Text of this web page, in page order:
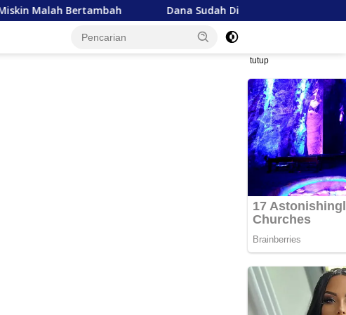
Dana Sudah Disalurkan, Mentan Pertanyakan Lambannya
tutup